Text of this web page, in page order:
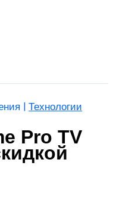
|Технологии
Pro TV